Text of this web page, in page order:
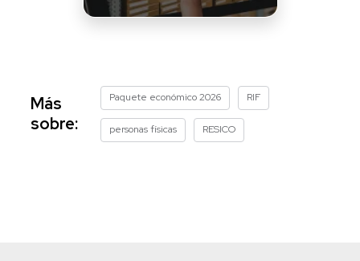
Más
sobre:
Paquete económico 2026 RIF
personas físicas RESICO